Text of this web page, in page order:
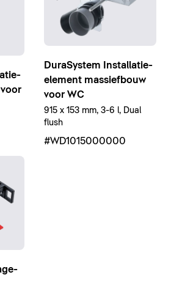
DuraSystem Installatie-
element massiefbouw
voor WC
915 x 153 mm, 3-6 l, Dual
flush
#WD1015000000